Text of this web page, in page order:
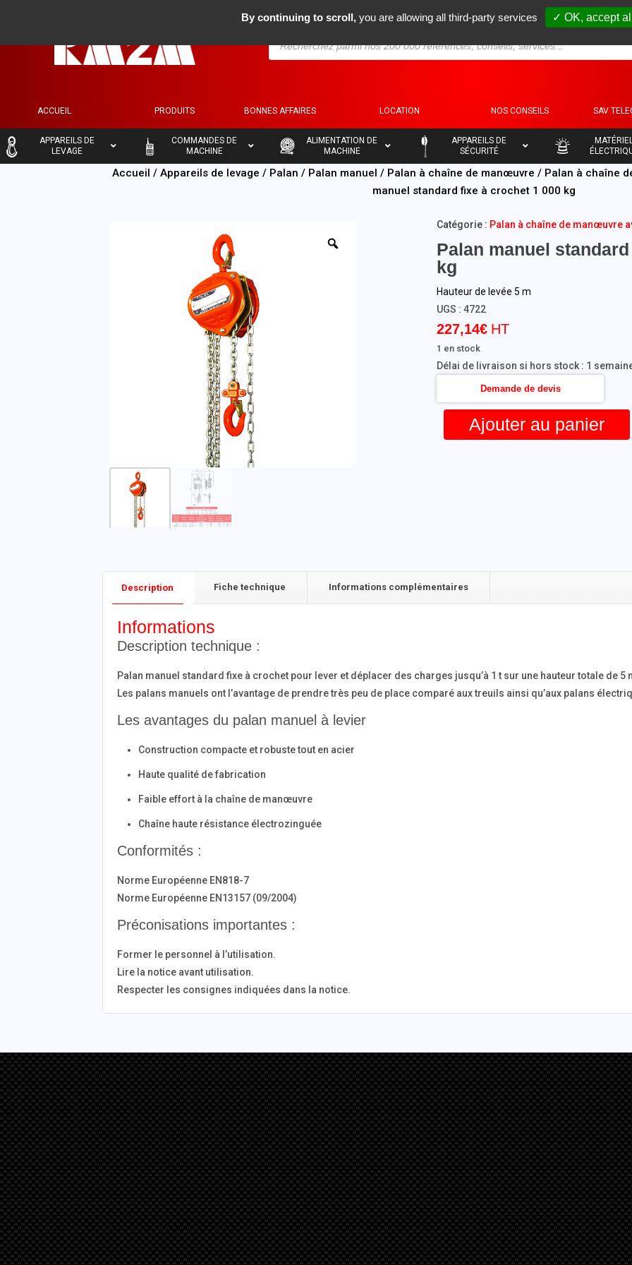
ACCUEIL
– PRODUITS
– BONNES AFFAIRES
– LOCATION
– NOS CONSEILS SAV –
APPAREILS DE
LEVAGE
COMMANDES DE
MACHINE
ALIMENTATION DE
MACHINE
APPAREILS DE
SÉCURITÉ
Accueil / Appareils de levage / Palan / Palan manuel / Palan à chaîne de manœuvre / Palan à chaîne
manuel standard fixe à crochet 1 000 kg
Palan manuel
kg
227,14€
Délai de livraison si hors stock : 1
Hauteur de levée 5 m
1 en stock
Ajouter au panier
Demande de devis
UGS :4722
Catégorie : Palan à chaîne de manœuvre
Description Fiche technique Informations complémentaires
Informations
Description technique :
Palan manuel standard fixe à crochet pour lever et déplacer des charges jusqu’à 1 t sur une hauteur totale de 5
Les palans manuels ont l’avantage de prendre très peu de place comparé aux treuils ainsi qu’aux palans
Les avantages du palan manuel à levier
Construction compacte et robuste tout en acier
Haute qualité de fabrication
Faible effort à la chaîne de manœuvre
Chaîne haute résistance électrozinguée
Conformités :
Norme Européenne EN818-7
Norme Européenne EN13157 (09/2004)
Préconisations importantes :
Former le personnel à l’utilisation.
Lire la notice avant utilisation.
Respecter les consignes indiquées dans la notice.
By continuing to scroll, you are allowing all third-party services ✓ OK, accept